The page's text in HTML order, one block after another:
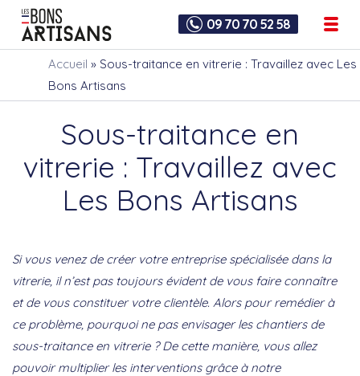
09 70 70 52 58
Accueil » Sous-traitance en vitrerie : Travaillez avec Les
Bons Artisans
Sous-traitance en
vitrerie : Travaillez avec
Les Bons Artisans
Si vous venez de créer votre entreprise spécialisée dans la
vitrerie, il n’est pas toujours évident de vous faire connaître
et de vous constituer votre clientèle. Alors pour remédier à
ce problème, pourquoi ne pas envisager les chantiers de
sous-traitance en vitrerie ? De cette manière, vous allez
pouvoir multiplier les interventions grâce à notre